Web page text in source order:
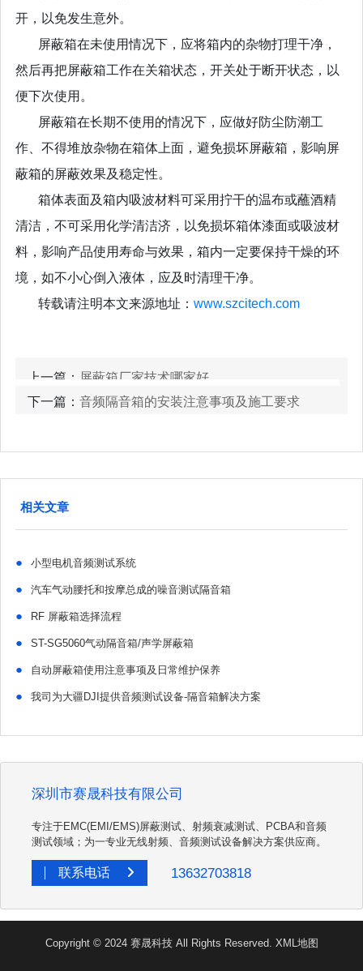
开，以免发生意外。
屏蔽箱在未使用情况下，应将箱内的杂物打理干净，
然后再把屏蔽箱工作在关箱状态，开关处于断开状态，以
便下次使用。
屏蔽箱在长期不使用的情况下，应做好防尘防潮工
作、不得堆放杂物在箱体上面，避免损坏屏蔽箱，影响屏
蔽箱的屏蔽效果及稳定性。
箱体表面及箱内吸波材料可采用拧干的温布或蘸酒精
清洁，不可采用化学清洁济，以免损坏箱体漆面或吸波材
料，影响产品使用寿命与效果，箱内一定要保持干燥的环
境，如不小心倒入液体，应及时清理干净。
转载请注明本文来源地址： www.szcitech.com
上一篇： 屏蔽箱厂家技术哪家好
下一篇： 音频隔音箱的安装注意事项及施工要求
相关文章
● 小型电机音频测试系统
● 汽车气动腰托和按摩总成的噪音测试隔音箱
● RF 屏蔽箱选择流程
● ST-SG5060气动隔音箱/声学屏蔽箱
● 自动屏蔽箱使用注意事项及日常维护保养
● 我司为大疆DJI提供音频测试设备-隔音箱解决方案
深圳市赛晟科技有限公司
专注于EMC(EMI/EMS)屏蔽测试、射频衰减测试、PCBA和音频
测试领域；为一专业无线射频、音频测试设备解决方案供应商。
联系电话 13632703818
Copyright © 2024 赛晟科技 All Rights Reserved. XML地图